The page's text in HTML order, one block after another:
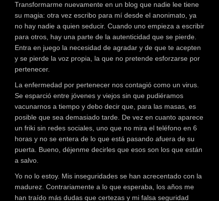
Transformarme nuevamente en un blog que nadie lee tiene
su magia: otra vez escribo para mí desde el anonimato, ya
no hay nadie a quien seducir. Cuando uno empieza a escribir
para otros, hay una parte de la autenticidad que se pierde.
Entra en juego la necesidad de agradar y de que te acepten
y se pierde la voz propia, la que no pretende esforzarse por
pertenecer.
La enfermedad por pertenecer nos contagió como un virus.
Se esparció entre jóvenes y viejos sin que pudiéramos
vacunarnos a tiempo y debo decir que, para las masas, es
posible que sea demasiado tarde. De vez en cuanto aparece
un friki sin redes sociales, uno que no mira el teléfono en 6
horas y no se entera de lo que está pasando afuera de su
puerta. Bueno, déjenme decirles que esos son los que están
a salvo.
Yo no lo estoy. Mis inseguridades se han acrecentado con la
madurez. Contrariamente a lo que esperaba, los años me
han traído más dudas que certezas y mi falsa seguridad